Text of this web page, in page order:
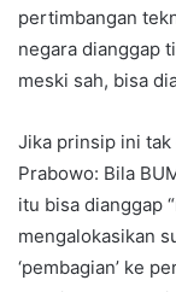
pertimbangan
negara dianggap
meski sah, bisa
Jika prinsip ini tak
Prabowo: Bila
itu bisa dianggap
mengalokasikan
‘pembagian’ ke